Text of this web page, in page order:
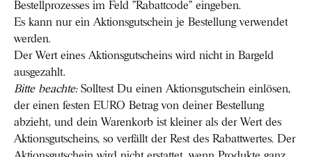
Bestellprozesses im Feld "Rabattcode" eingeben.
Es kann nur ein Aktionsgutschein je Bestellung verwendet
werden.
Der Wert eines Aktionsgutscheins wird nicht in Bargeld
ausgezahlt.
Bitte beachte:Solltest Du einen Aktionsgutschein einlösen,
der einen festen EURO Betrag von deiner Bestellung
abzieht, und dein Warenkorb ist kleiner als der Wert des
Aktionsgutscheins, so verfällt der Rest des Rabattwertes. Der